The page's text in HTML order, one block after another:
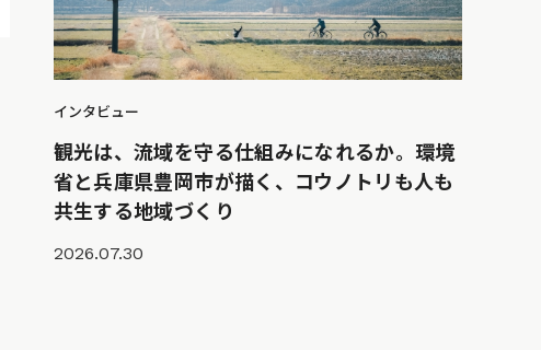
インタビュー
観光は、流域を守る仕組みになれるか。環境
省と兵庫県豊岡市が描く、コウノトリも人も
共生する地域づくり
2026.07.30